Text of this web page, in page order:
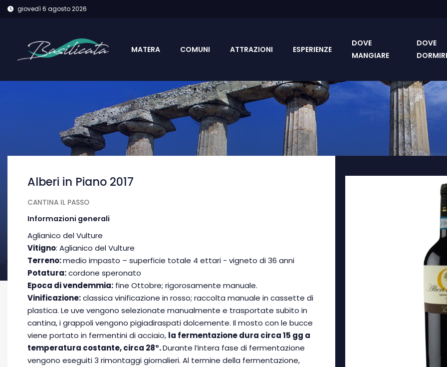
giovedì 6 agosto 2026
MATERA COMUNI ATTRAZIONI ESPERIENZE
DOVE
MANGIARE
DOVE
Alberi in Piano 2017
CANTINA IL PASSO
Informazioni generali
Aglianico del Vulture
Vitigno: Aglianico del Vulture
Terreno:medio impasto – superficie totale 4 ettari - vigneto di 36 anni
Potatura:cordone speronato
Epoca di vendemmia: fine Ottobre; rigorosamente manuale.
Vinificazione:classica vinificazione in rosso; raccolta manuale in cassette di
plastica. Le uve vengono selezionate manualmente e trasportate subito in
cantina, i grappoli vengono pigiadiraspati dolcemente. Il mosto con le bucce
viene portato in fermentini di acciaio, la fermentazione dura circa 15 gg a
temperatura costante, circa 28°.Durante l’intera fase di fermentazione
vengono eseguiti 3 rimontaggi giornalieri. Al termine della fermentazione,